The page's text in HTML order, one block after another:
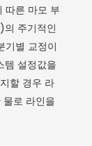
따른 마모 부
의 주기적인
기별 교정이
템 설정값을
할 경우 라
로 라인을